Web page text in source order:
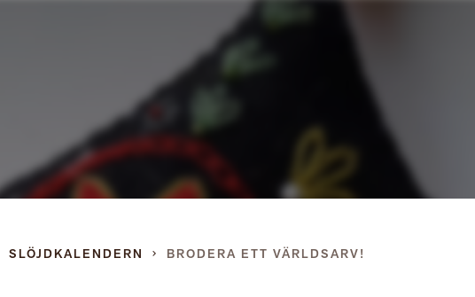
Gå
direkt
innehållet
SLÖJDKALENDERN BRODERA ETT VÄRLDSARV!